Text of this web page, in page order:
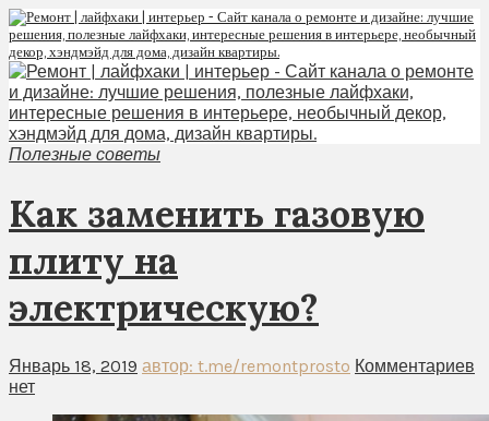
Полезные советы
Как заменить газовую
плиту на
электрическую?
Январь 18, 2019 автор: t.me/remontprosto Комментариев
нет